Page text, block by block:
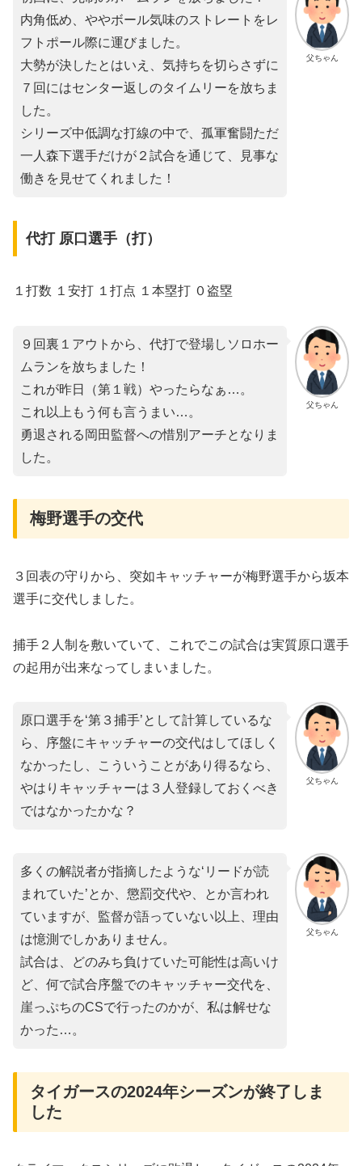
父ちゃん
内角低め、ややボール気味のストレートをレ
フトポール際に運びました。
大勢が決したとはいえ、気持ちを切らさずに
７回にはセンター返しのタイムリーを放ちま
した。
シリーズ中低調な打線の中で、孤軍奮闘ただ
一人森下選手だけが２試合を通じて、見事な
働きを見せてくれました！
代打 原口選手（打）
１打数 １安打 １打点 １本塁打 ０盗塁
父ちゃん
９回裏１アウトから、代打で登場しソロホー
ムランを放ちました！
これが昨日（第１戦）やったらなぁ…。
これ以上もう何も言うまい…。
勇退される岡田監督への惜別アーチとなりま
した。
梅野選手の交代
３回表の守りから、突如キャッチャーが梅野選手から坂本
選手に交代しました。
捕手２人制を敷いていて、これでこの試合は実質原口選手
の起用が出来なってしまいました。
父ちゃん
原口選手を‘第３捕手’として計算しているな
ら、序盤にキャッチャーの交代はしてほしく
なかったし、こういうことがあり得るなら、
やはりキャッチャーは３人登録しておくべき
ではなかったかな？
父ちゃん
多くの解説者が指摘したような‘リードが読
まれていた’とか、懲罰交代や、とか言われ
ていますが、監督が語っていない以上、理由
は憶測でしかありません。
試合は、どのみち負けていた可能性は高いけ
ど、何で試合序盤でのキャッチャー交代を、
崖っぷちのCSで行ったのかが、私は解せな
かった…。
タイガースの2024年シーズンが終了しま
した